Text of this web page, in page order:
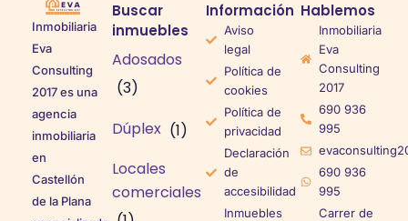
Inmobiliaria
Eva
Consulting
2017 es una
agencia
inmobiliaria
en
Castellón
de la Plana
Buscar
inmuebles
Adosados
(3)
Dúplex (1)
Locales
comerciales
Información
Aviso
legal
Política de
cookies
Política de
privacidad
Declaración
de
accesibilidad
Inmuebles
Hablemos
Inmobiliaria
Eva
Consulting
2017
690 936
995
690 936
995
Carrer de